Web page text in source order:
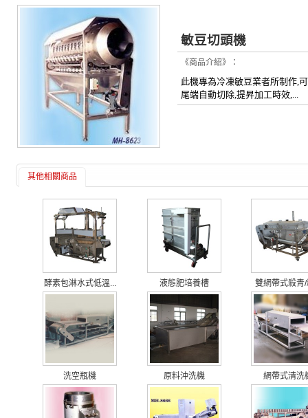
敏豆切頭機
《商品介紹》：
此機專為冷凍敏豆業者所制作,
尾端自動切除,提昇加工時效,...
其他相關商品
酵素包淋水式低溫... 液態肥培養槽 雙網帶式殺青/
洗空瓶機 原料沖洗機 網帶式清洗